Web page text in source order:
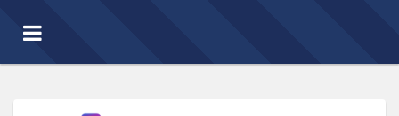
Toggle
navigation